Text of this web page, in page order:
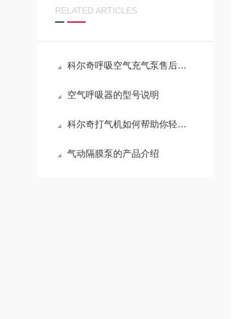
RELATED ARTICLES
科尔奇呼吸空气充气泵售后服务指南
空气呼吸器的型号说明
科尔奇打气机如何帮助你轻松解决胎压问题
气动隔膜泵的产品介绍